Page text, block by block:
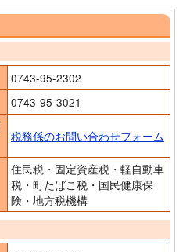
0743-95-2302
0743-95-3021
税務係のお問い合わせフォーム
住民税・固定資産税・軽自動車
税・町たばこ税・国民健康保
険・地方税機構